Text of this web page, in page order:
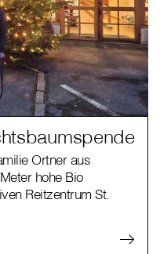
Ortner aus
hohe Bio
Reitzentrum St.